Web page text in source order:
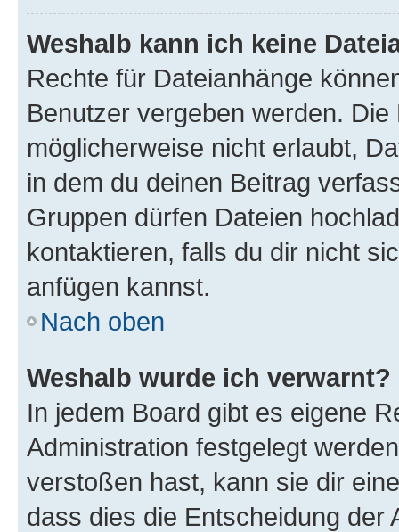
Weshalb kann ich keine
Rechte für Dateianhänge
Benutzer vergeben werden.
möglicherweise nicht erlaubt,
in dem du deinen Beitrag
Gruppen dürfen Dateien
kontaktieren, falls du dir nicht
anfügen kannst.
Nach oben
Weshalb wurde ich verwarnt?
In jedem Board gibt es eigene
Administration festgelegt
verstoßen hast, kann sie dir
dass dies die Entscheidung der